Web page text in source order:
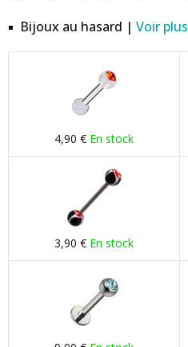
Bijoux au hasard | Voir plus
4,90 € En stock
3,90 € En stock